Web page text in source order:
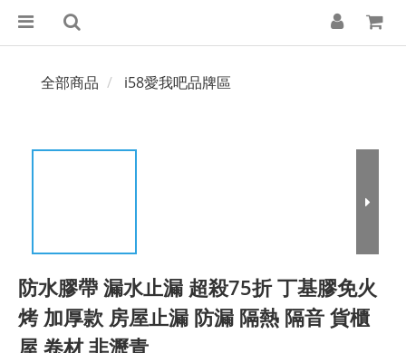
全部商品 i58愛我吧品牌區
防水膠帶 漏水止漏 超殺75折 丁基膠免火
烤 加厚款 房屋止漏 防漏 隔熱 隔音 貨櫃
屋 卷材 非瀝青